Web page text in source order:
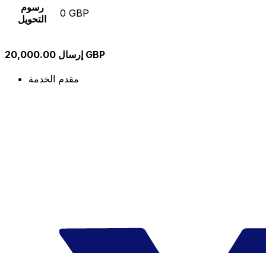
رسوم
التحويل
0 GBP
إرسال 20,000.00 GBP
مقدم الخدمة